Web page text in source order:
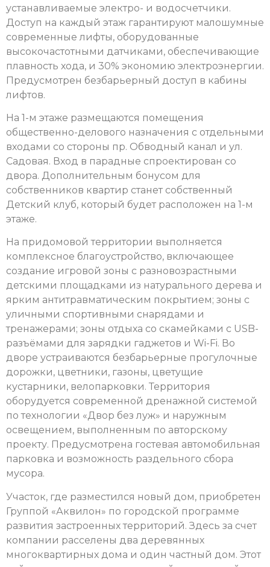
устанавливаемые электро- и водосчетчики.
Доступ на каждый этаж гарантируют малошумные
современные лифты, оборудованные
высокочастотными датчиками, обеспечивающие
плавность хода, и 30% экономию электроэнергии.
Предусмотрен безбарьерный доступ в кабины
лифтов.
На 1-м этаже размещаются помещения
общественно-делового назначения с отдельными
входами со стороны пр. Обводный канал и ул.
Садовая. Вход в парадные спроектирован со
двора. Дополнительным бонусом для
собственников квартир станет собственный
Детский клуб, который будет расположен на 1-м
этаже.
На придомовой территории выполняется
комплексное благоустройство, включающее
создание игровой зоны с разновозрастными
детскими площадками из натурального дерева и
ярким антитравматическим покрытием; зоны с
уличными спортивными снарядами и
тренажерами; зоны отдыха со скамейками с USB-
разъёмами для зарядки гаджетов и Wi-Fi. Во
дворе устраиваются безбарьерные прогулочные
дорожки, цветники, газоны, цветущие
кустарники, велопарковки. Территория
оборудуется современной дренажной системой
по технологии «Двор без луж» и наружным
освещением, выполненным по авторскому
проекту. Предусмотрена гостевая автомобильная
парковка и возможность раздельного сбора
мусора.
Участок, где разместился новый дом, приобретен
Группой «Аквилон» по городской программе
развития застроенных территорий. Здесь за счет
компании расселены два деревянных
многоквартирных дома и один частный дом. Этот